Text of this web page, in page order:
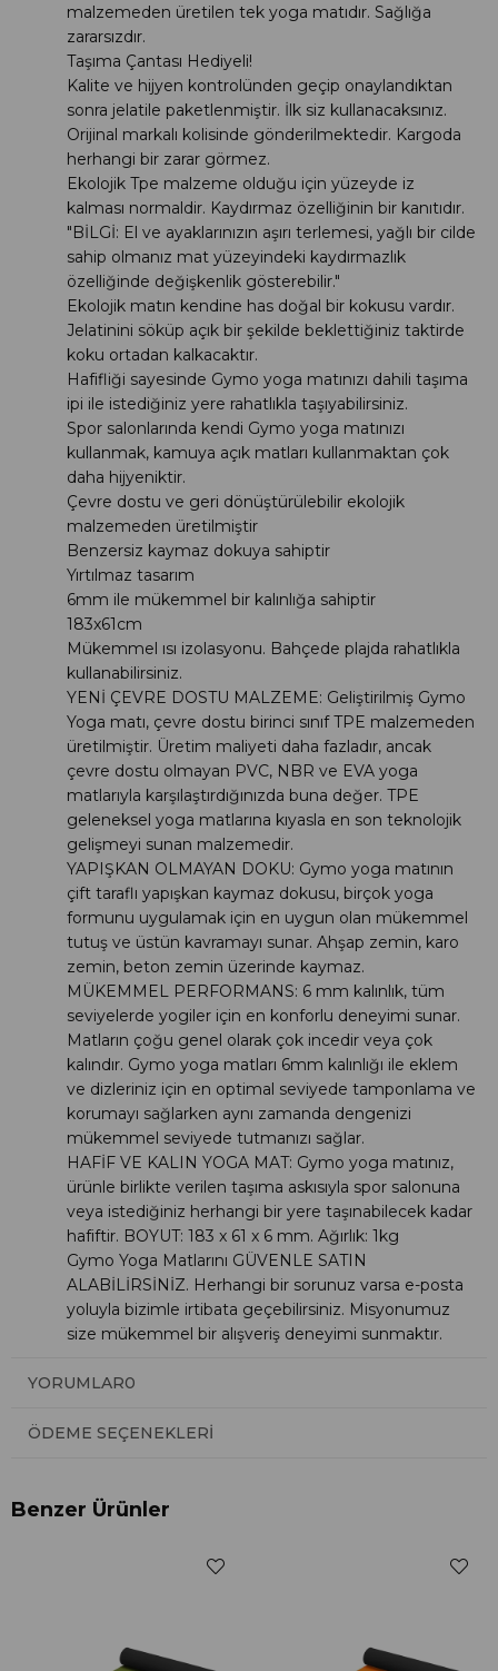
malzemeden üretilen tek yoga matıdır. Sağlığa
zararsızdır.
Taşıma Çantası Hediyeli!
Kalite ve hijyen kontrolünden geçip onaylandıktan
sonra jelatile paketlenmiştir. İlk siz kullanacaksınız.
Orijinal markalı kolisinde gönderilmektedir. Kargoda
herhangi bir zarar görmez.
Ekolojik Tpe malzeme olduğu için yüzeyde iz
kalması normaldir. Kaydırmaz özelliğinin bir kanıtıdır.
"BİLGİ: El ve ayaklarınızın aşırı terlemesi, yağlı bir cilde
sahip olmanız mat yüzeyindeki kaydırmazlık
özelliğinde değişkenlik gösterebilir."
Ekolojik matın kendine has doğal bir kokusu vardır.
Jelatinini söküp açık bir şekilde beklettiğiniz taktirde
koku ortadan kalkacaktır.
Hafifliği sayesinde Gymo yoga matınızı dahili taşıma
ipi ile istediğiniz yere rahatlıkla taşıyabilirsiniz.
Spor salonlarında kendi Gymo yoga matınızı
kullanmak, kamuya açık matları kullanmaktan çok
daha hijyeniktir.
Çevre dostu ve geri dönüştürülebilir ekolojik
malzemeden üretilmiştir
Benzersiz kaymaz dokuya sahiptir
Yırtılmaz tasarım
6mm ile mükemmel bir kalınlığa sahiptir
183x61cm
Mükemmel ısı izolasyonu. Bahçede plajda rahatlıkla
kullanabilirsiniz.
YENİ ÇEVRE DOSTU MALZEME: Geliştirilmiş Gymo
Yoga matı, çevre dostu birinci sınıf TPE malzemeden
üretilmiştir. Üretim maliyeti daha fazladır, ancak
çevre dostu olmayan PVC, NBR ve EVA yoga
matlarıyla karşılaştırdığınızda buna değer. TPE
geleneksel yoga matlarına kıyasla en son teknolojik
gelişmeyi sunan malzemedir.
YAPIŞKAN OLMAYAN DOKU: Gymo yoga matının
çift taraflı yapışkan kaymaz dokusu, birçok yoga
formunu uygulamak için en uygun olan mükemmel
tutuş ve üstün kavramayı sunar. Ahşap zemin, karo
zemin, beton zemin üzerinde kaymaz.
MÜKEMMEL PERFORMANS: 6 mm kalınlık, tüm
seviyelerde yogiler için en konforlu deneyimi sunar.
Matların çoğu genel olarak çok incedir veya çok
kalındır. Gymo yoga matları 6mm kalınlığı ile eklem
ve dizleriniz için en optimal seviyede tamponlama ve
korumayı sağlarken aynı zamanda dengenizi
mükemmel seviyede tutmanızı sağlar.
HAFİF VE KALIN YOGA MAT: Gymo yoga matınız,
ürünle birlikte verilen taşıma askısıyla spor salonuna
veya istediğiniz herhangi bir yere taşınabilecek kadar
hafiftir. BOYUT: 183 x 61 x 6 mm. Ağırlık: 1kg
Gymo Yoga Matlarını GÜVENLE SATIN
ALABİLİRSİNİZ. Herhangi bir sorunuz varsa e-posta
yoluyla bizimle irtibata geçebilirsiniz. Misyonumuz
size mükemmel bir alışveriş deneyimi sunmaktır.
YORUMLAR0
ÖDEME SEÇENEKLERI
Benzer Ürünler